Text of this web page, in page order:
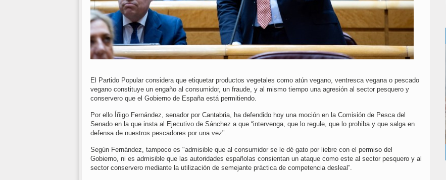
El Partido Popular considera que etiquetar productos vegetales como atún vegano, ventresca vegana o pescado
vegano constituye un engaño al consumidor, un fraude, y al mismo tiempo una agresión al sector pesquero y
conservero que el Gobierno de España está permitiendo.
Por ello Íñigo Fernández, senador por Cantabria, ha defendido hoy una moción en la Comisión de Pesca del
Senado en la que insta al Ejecutivo de Sánchez a que “intervenga, que lo regule, que lo prohiba y que salga en
defensa de nuestros pescadores por una vez".
Según Fernández, tampoco es "admisible que al consumidor se le dé gato por liebre con el permiso del
Gobierno, ni es admisible que las autoridades españolas consientan un ataque como este al sector pesquero y al
sector conservero mediante la utilización de semejante práctica de competencia desleal”.